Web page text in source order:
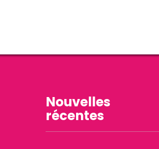
Nouvelles
récentes